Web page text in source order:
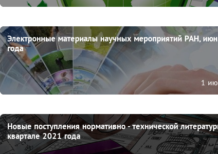
Электронные материалы научных мероприятий РАН,
года
1
Новые поступления нормативно - технической
квартале 2021 года